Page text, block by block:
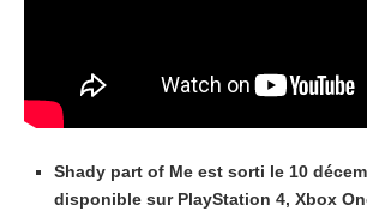
Shady part of Me est sorti le 10
disponible sur PlayStation 4, Xbox